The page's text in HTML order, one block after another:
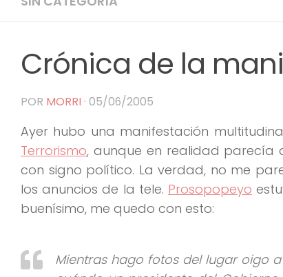
Crónica de la
POR MORRI · 05/06/2005
Ayer hubo una manifestación
Terrorismo, aunque en realidad parecía
con signo político. La verdad, no me
los anuncios de la tele. Prosopopeyo
buenísimo, me quedo con esto:
Mientras hago fotos del lugar oigo